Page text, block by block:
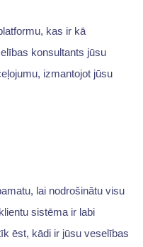
kas ir kā
konsultants jūsu
izmantojot jūsu
lai nodrošinātu visu
sistēma ir labi
ēst, kādi ir jūsu veselības